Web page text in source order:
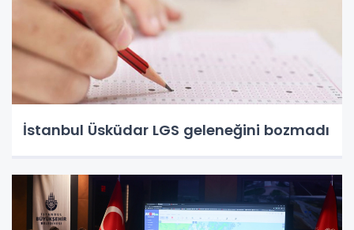
İstanbul Üsküdar LGS geleneğini bozmadı